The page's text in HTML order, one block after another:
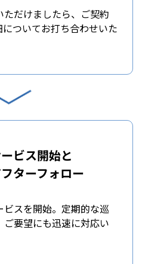
だけましたら、ご契約
ついてお打ち合わせいた
ビス開始と
ターフォロー
スを開始。定期的な巡
要望にも迅速に対応い